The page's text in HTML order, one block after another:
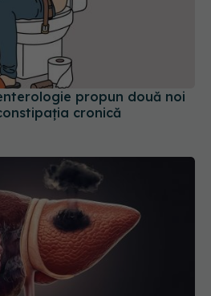
propun două noi
cronică